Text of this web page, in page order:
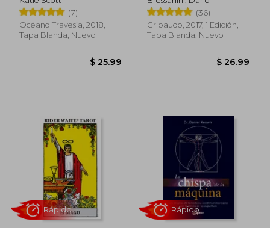
45%
dcto.
45%
dcto.
Rápido Rápido
(7)
Océano Travesía, 2018,
Tapa Blanda, Nuevo
(36)
Gribaudo, 2017, 1 Edición,
Tapa Blanda, Nuevo